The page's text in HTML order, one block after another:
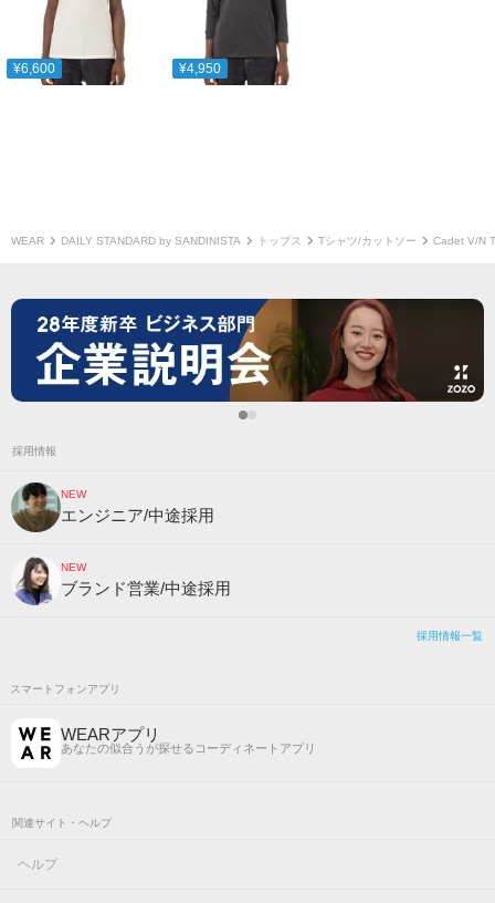
¥6,600 ¥4,950
WEAR DAILY STANDARD by SANDINISTA トップス Tシャツ/カットソー Cadet V/N
採用情報
NEW
エンジニア/中途採用
NEW
ブランド営業/中途採用
採用情報一覧
スマートフォンアプリ
WEARアプリ
あなたの似合うが探せるコーディネートアプリ
関連サイト・ヘルプ
ヘルプ